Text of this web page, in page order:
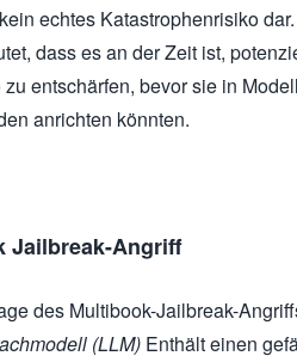
echtes Katastrophenrisiko
dass es an der Zeit ist,
zu entschärfen, bevor sie in
anrichten könnten.
Jailbreak-Angriff
des Multibook-Jailbreak-
(LLM) Enthält einen